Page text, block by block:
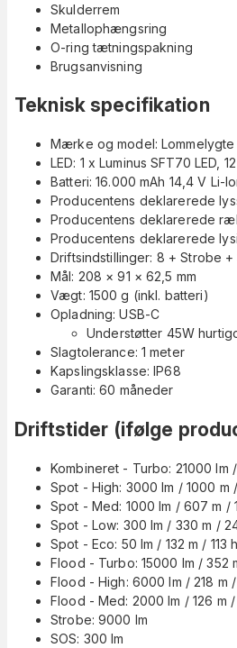
Skulderrem
Metallophængsring
O-ring tætningspakning
Brugsanvisning
Teknisk specifikation
Mærke og model: Lommelygte
LED: 1 x Luminus SFT70 LED,
Batteri: 16.000 mAh 14,4 V Li-
Producentens deklarerede
Producentens deklarerede
Producentens deklarerede
Driftsindstillinger: 8 + Strobe +
Mål: 208 × 91 × 62,5 mm
Vægt: 1500 g (inkl. batteri)
Opladning: USB-C
Understøtter 45W
Slagtolerance: 1 meter
Kapslingsklasse: IP68
Garanti: 60 måneder
Driftstider (ifølge
Kombineret - Turbo: 21000 lm
Spot - High: 3000 lm / 1000 m
Spot - Med: 1000 lm / 607 m /
Spot - Low: 300 lm / 330 m /
Spot - Eco: 50 lm / 132 m / 113 h
Flood - Turbo: 15000 lm / 352
Flood - High: 6000 lm / 218 m
Flood - Med: 2000 lm / 126 m /
Strobe: 9000 lm
SOS: 300 lm